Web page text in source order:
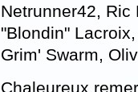
Netrunner42, Ric
"Blondin"
Grim' Swarm,
Chaleureux